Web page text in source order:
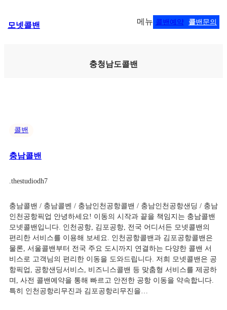
텐
모넷콜밴 메뉴 콜밴예약 콜밴문의
충청남도콜밴
콜밴
충남콜밴
thestudiodh7
충남콜밴 / 충남콜벤 / 충남인천공항콜밴 / 충남인천공항샌딩 / 충남
인천공항픽업 안녕하세요! 이동의 시작과 끝을 책임지는 충남콜밴
모넷콜밴입니다. 인천공항, 김포공항, 전국 어디서든 모넷콜밴의
편리한 서비스를 이용해 보세요. 인천공항콜밴과 김포공항콜밴은
물론, 서울콜밴부터 전국 주요 도시까지 연결하는 다양한 콜밴 서
비스로 고객님의 편리한 이동을 도와드립니다. 저희 모넷콜밴은 공
항픽업, 공항샌딩서비스, 비즈니스콜밴 등 맞춤형 서비스를 제공하
며, 사전 콜밴예약을 통해 빠르고 안전한 공항 이동을 약속합니다.
특히 인천공항리무진과 김포공항리무진을…